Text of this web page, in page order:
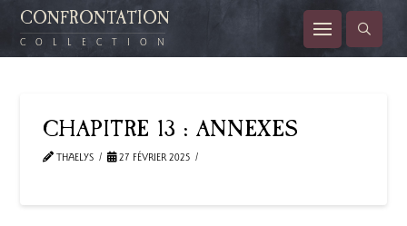
CONFRONTATION
COLLECTION
CHAPITRE 13 : ANNEXES
THAELYS 27 FÉVRIER 2025